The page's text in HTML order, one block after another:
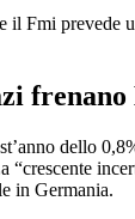
il Fmi
dello
in Germania.